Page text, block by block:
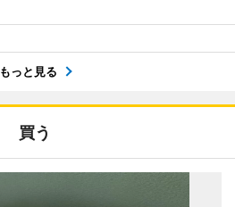
もっと見る
買う